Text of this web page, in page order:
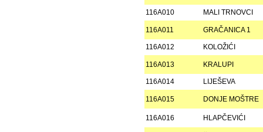
116A010 MALI TRNOVCI
116A011 GRAČANICA 1
116A012 KOLOŽIĆI
116A013 KRALUPI
116A014 LIJEŠEVA
116A015 DONJE MOŠTRE
116A016 HLAPČEVIĆI